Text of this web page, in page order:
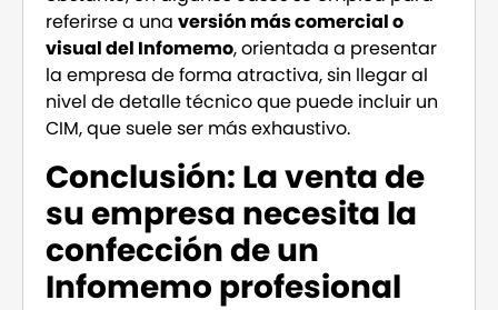
referirse a una versión más comercial o
visual del Infomemo, orientada a presentar
la empresa de forma atractiva, sin llegar al
nivel de detalle técnico que puede incluir un
CIM, que suele ser más exhaustivo.
Conclusión: La venta de
su empresa necesita la
confección de un
Infomemo profesional